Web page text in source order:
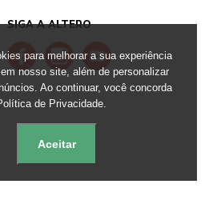
SIGA A ALTERO
para melhorar a sua experiência
nosso site, além de personalizar
Ao continuar, você concorda
de Privacidade.
Aceitar